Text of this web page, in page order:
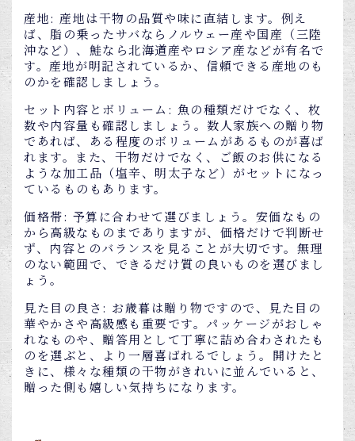
産地: 産地は干物の品質や味に直結します。例え
ば、脂の乗ったサバならノルウェー産や国産（三陸
沖など）、鮭なら北海道産やロシア産などが有名で
す。産地が明記されているか、信頼できる産地のも
のかを確認しましょう。
セット内容とボリューム: 魚の種類だけでなく、枚
数や内容量も確認しましょう。数人家族への贈り物
であれば、ある程度のボリュームがあるものが喜ば
れます。また、干物だけでなく、ご飯のお供になる
ような加工品（塩辛、明太子など）がセットになっ
ているものもあります。
価格帯: 予算に合わせて選びましょう。安価なもの
から高級なものまでありますが、価格だけで判断せ
ず、内容とのバランスを見ることが大切です。無理
のない範囲で、できるだけ質の良いものを選びまし
ょう。
見た目の良さ: お歳暮は贈り物ですので、見た目の
華やかさや高級感も重要です。パッケージがおしゃ
れなものや、贈答用として丁寧に詰め合わされたも
のを選ぶと、より一層喜ばれるでしょう。開けたと
きに、様々な種類の干物がきれいに並んでいると、
贈った側も嬉しい気持ちになります。